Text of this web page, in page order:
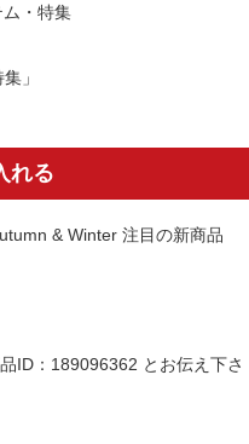
・特集
れる
ID：189096362 とお伝え下さ